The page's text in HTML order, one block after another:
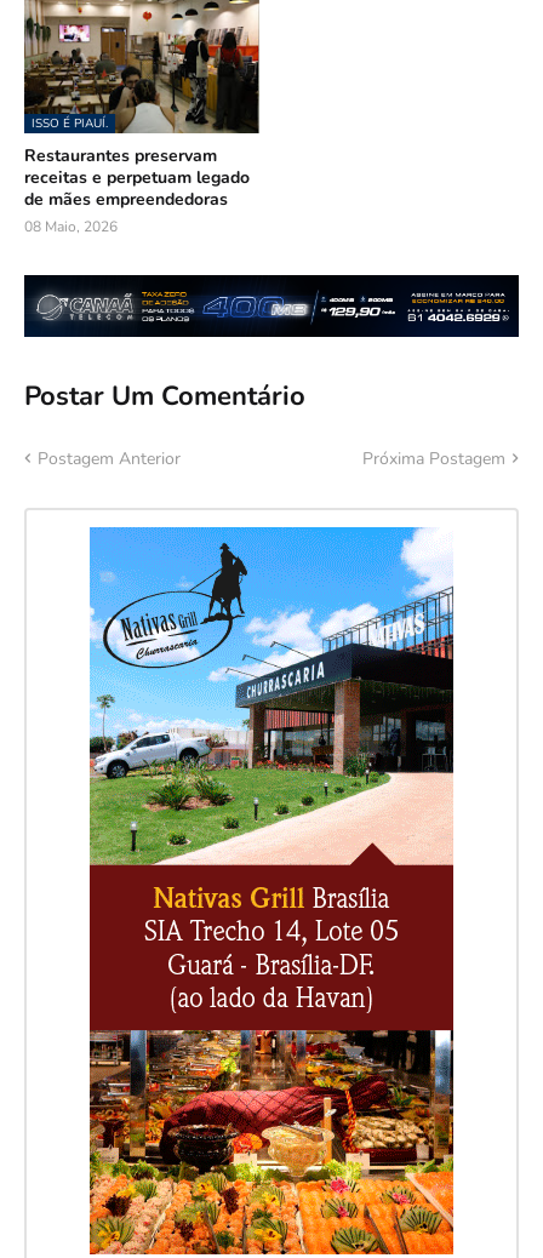
ISSO É PIAUÍ.
Restaurantes preservam
receitas e perpetuam legado
de mães empreendedoras
08 Maio, 2026
Postar Um Comentário
Postagem Anterior Próxima Postagem